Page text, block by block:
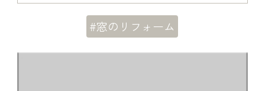
#窓のリフォーム